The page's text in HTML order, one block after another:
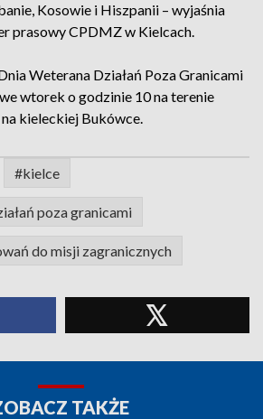
Kosowie i Hiszpanii – wyjaśnia
prasowy CPDMZ w Kielcach.
Weterana Działań Poza Granicami
wtorek o godzinie 10 na terenie
kieleckiej Bukówce.
#kielce
poza granicami
do misji zagranicznych
TAKŻE